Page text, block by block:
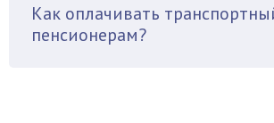
Как оплачивать
пенсионерам?